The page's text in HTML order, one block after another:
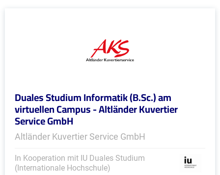
Duales Studium Informatik (B.Sc.) am
virtuellen Campus - Altländer Kuvertier
Service GmbH
Altländer Kuvertier Service GmbH
In Kooperation mit IU Duales Studium
(Internationale Hochschule)